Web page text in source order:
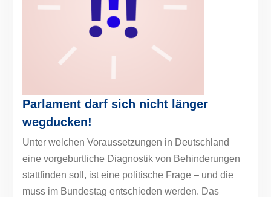
Parlament darf sich nicht länger
wegducken!
Unter welchen Voraussetzungen in Deutschland
eine vorgeburtliche Diagnostik von Behinderungen
stattfinden soll, ist eine politische Frage – und die
muss im Bundestag entschieden werden. Das